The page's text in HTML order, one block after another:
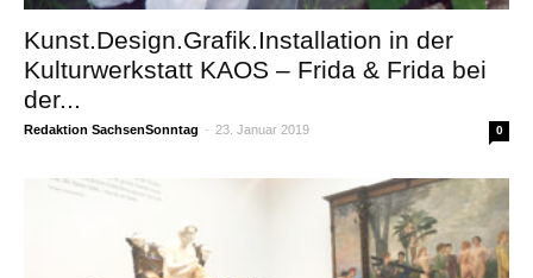
Kunst.Design.Grafik.Installation in der
Kulturwerkstatt KAOS – Frida & Frida bei
der...
Redaktion SachsenSonntag - 23. Januar 2019 0